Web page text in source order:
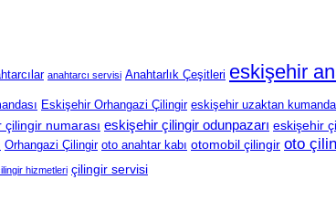
anahtarcı servisi Anahtarlık Çeşitleri eskişehir
Eskişehir Orhangazi Çilingir eskişehir uzaktan kumanda
çilingir numarası eskişehir çilingir odunpazarı eskişehir
Orhangazi Çilingir oto anahtar kabı otomobil çilingir oto
hizmetleri çilingir servisi